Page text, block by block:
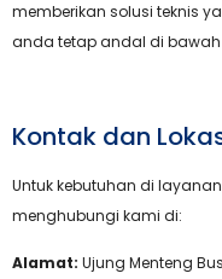
memberikan solusi teknis
anda tetap andal di
Kontak dan
Untuk kebutuhan di
menghubungi kami di:
Alamat: Ujung Menteng